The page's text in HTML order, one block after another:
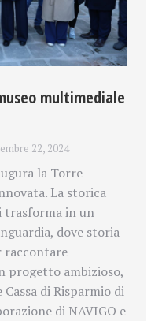
multimediale
22, 2024
la Torre
La storica
trasforma in un
dove storia
raccontare
progetto ambizioso,
di Risparmio di
di NAVIGO e